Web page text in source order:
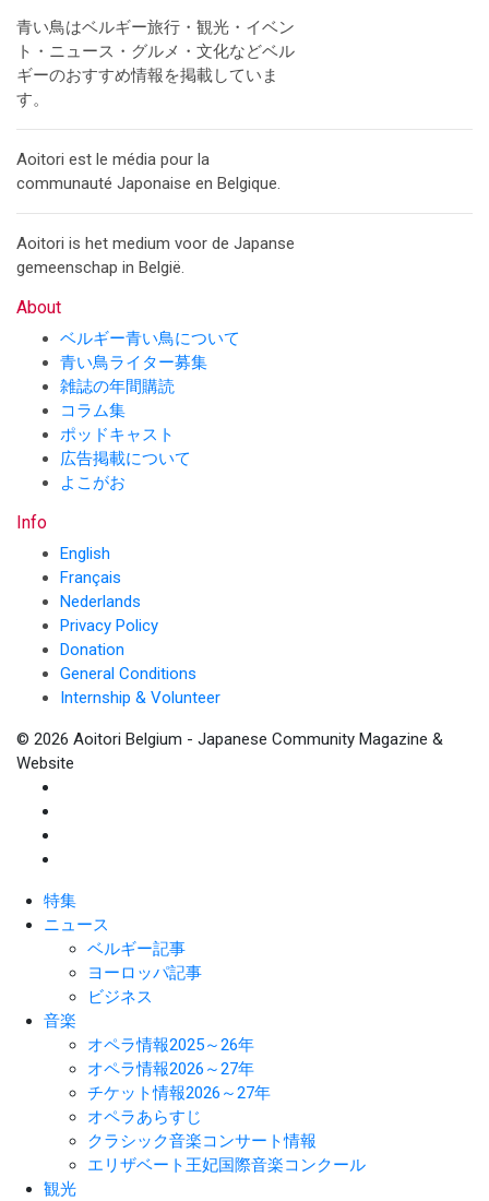
青い鳥はベルギー旅行・観光・イベン
ト・ニュース・グルメ・文化などベル
ギーのおすすめ情報を掲載していま
す。
Aoitori est le média pour la
communauté Japonaise en Belgique.
Aoitori is het medium voor de Japanse
gemeenschap in België.
About
ベルギー青い鳥について
青い鳥ライター募集
雑誌の年間購読
コラム集
ポッドキャスト
広告掲載について
よこがお
Info
English
Français
Nederlands
Privacy Policy
Donation
General Conditions
Internship & Volunteer
© 2026 Aoitori Belgium - Japanese Community Magazine &
Website
特集
ニュース
ベルギー記事
ヨーロッパ記事
ビジネス
音楽
オペラ情報2025～26年
オペラ情報2026～27年
チケット情報2026～27年
オペラあらすじ
クラシック音楽コンサート情報
エリザベート王妃国際音楽コンクール
観光